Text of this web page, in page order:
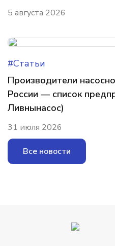
5 августа 2026
#Статьи
Производители
России — список
Ливнынасос)
31 июля 2026
Все новости